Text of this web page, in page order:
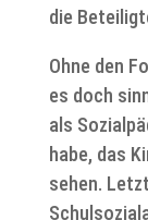
die
Ohne den
es doch
als
habe, das
sehen.